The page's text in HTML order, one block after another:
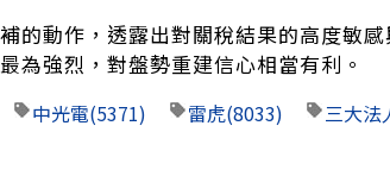
的動作，透露出對關稅結果的高度敏
為強烈，對盤勢重建信心相當有利。
中光電(5371) 雷虎(8033) 三大法